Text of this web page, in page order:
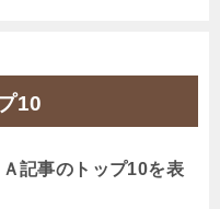
10
記事のトップ10を表